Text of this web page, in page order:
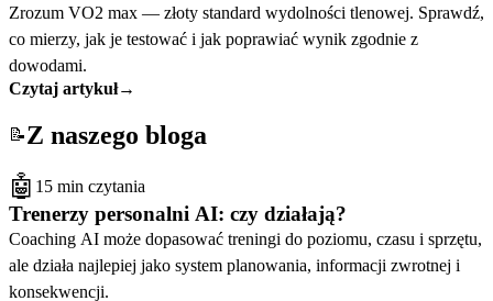
Zrozum VO2 max — złoty standard wydolności tlenowej. Sprawdź,
co mierzy, jak je testować i jak poprawiać wynik zgodnie z
dowodami.
Czytaj artykuł→
📝Z naszego bloga
🤖 15 min czytania
Trenerzy personalni AI: czy działają?
Coaching AI może dopasować treningi do poziomu, czasu i sprzętu,
ale działa najlepiej jako system planowania, informacji zwrotnej i
konsekwencji.